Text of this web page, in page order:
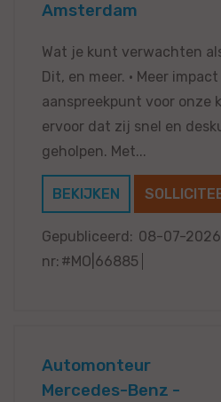
Amsterdam
Wat je kunt verwachten
Dit, en meer. · Meer
aanspreekpunt voor onze
ervoor dat zij snel en
geholpen. Met...
BEKIJKEN
Gepubliceerd: 08-07-2026
nr: #MO|66885
Automonteur
Mercedes-Benz -